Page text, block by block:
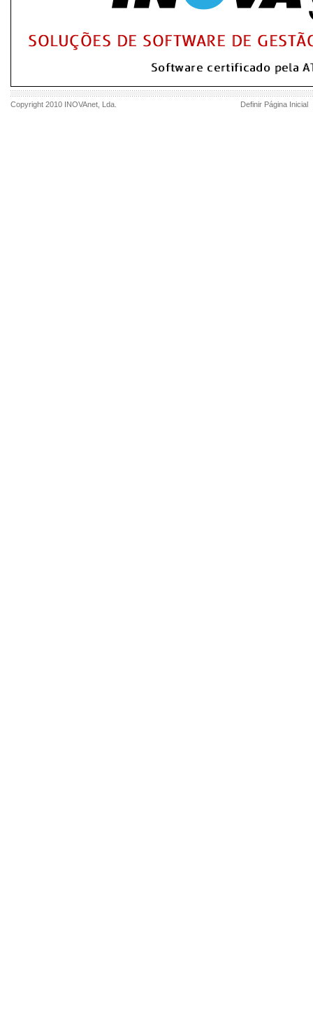
Copyright 2010 INOVAnet , Lda. Definir Página Inicial